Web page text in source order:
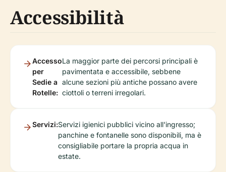
Accessibilità
Accesso
per
Sedie a
Rotelle:
La maggior parte dei percorsi principali è
pavimentata e accessibile, sebbene
alcune sezioni più antiche possano avere
ciottoli o terreni irregolari.
Servizi:Servizi igienici pubblici vicino all'ingresso;
panchine e fontanelle sono disponibili, ma è
consigliabile portare la propria acqua in
estate.